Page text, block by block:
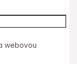
webovou